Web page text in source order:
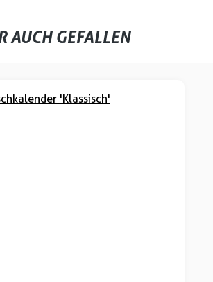
AUCH GEFALLEN